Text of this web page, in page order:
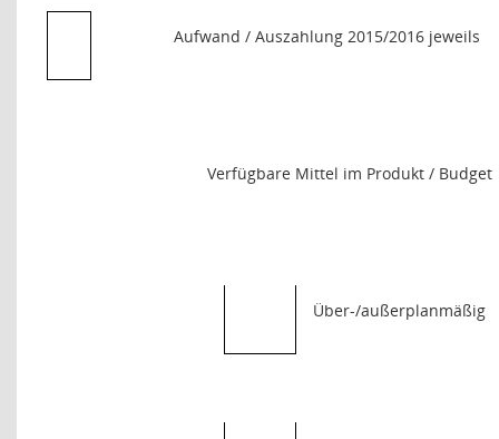
Aufwand / Auszahlung 2015/2016 jeweils
Verfügbare Mittel im Produkt / Budget
Über-/außerplanmäßig